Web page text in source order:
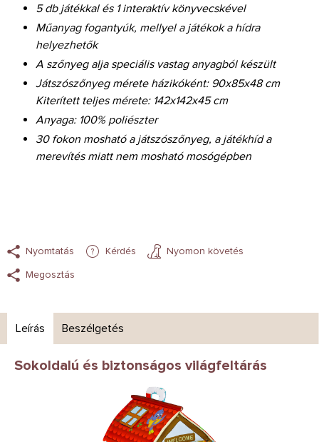
5 db játékkal és 1 interaktív könyvecskével
Műanyag fogantyúk, mellyel a játékok a hídra
helyezhetők
A szőnyeg alja speciális vastag anyagból készült
Játszószőnyeg mérete házikóként: 90x85x48 cm
Kiterített teljes mérete: 142x142x45 cm
Anyaga: 100% poliészter
30 fokon mosható a játszószőnyeg, a játékhíd a
merevítés miatt nem mosható mosógépben
Nyomtatás Kérdés
Nyomon követés
Megosztás
Leírás Beszélgetés
Sokoldalú és biztonságos világfeltárás